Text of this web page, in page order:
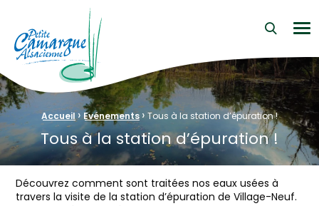
La Petite Camargue Alsacienne Réserve Naturelle au
Fil d'Ariane :
Accueil ›Evénements › Tous à la station d’épuration !
Tous à la station d’épuration !
Découvrez comment sont traitées nos eaux usées à
travers la visite de la station d’épuration de Village-Neuf.